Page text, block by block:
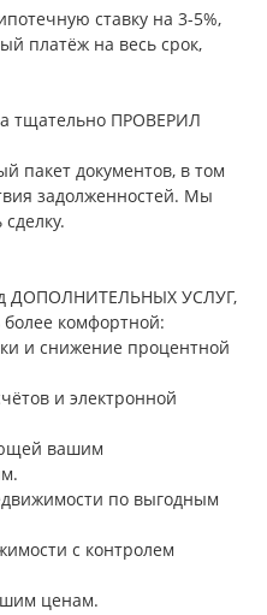
ставку на 3-5%,
платёж на весь срок,
тщательно ПРОВЕРИЛ
пакет документов, в том
задолженностей. Мы
ДОПОЛНИТЕЛЬНЫХ УСЛУГ,
комфортной:
и снижение процентной
и электронной
вашим
по выгодным
с контролем
ценам.